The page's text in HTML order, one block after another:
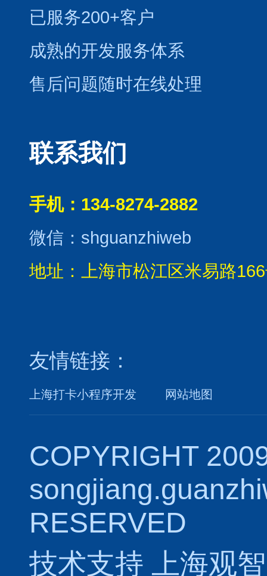
已服务200+客户
成熟的开发服务体系
售后问题随时在线处理
联系我们
手机：134-8274-2882
微信：shguanzhiweb
地址：上海市松江区米易路
友情链接：
上海打卡小程序开发 网站地图
COPYRIGHT
RESERVED
技术支持
上海观